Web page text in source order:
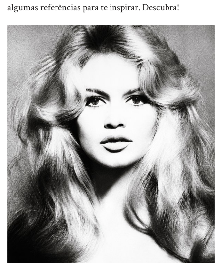
algumas referências para te inspirar. Descubra!